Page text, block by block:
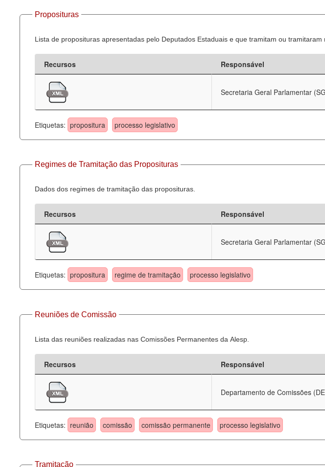
Proposituras
Lista de proposituras apresentadas pelo Deputados Estaduais e que tramitam ou tramitaram
Recursos Responsável
Secretaria Geral Parlamentar
Etiquetas: propositura processo legislativo
Regimes de Tramitação das Proposituras
Dados dos regimes de tramitação das proposituras.
Recursos Responsável
Secretaria Geral Parlamentar
Etiquetas: propositura regime de tramitação processo legislativo
Reuniões de Comissão
Lista das reuniões realizadas nas Comissões Permanentes da Alesp.
Recursos Responsável
Departamento de Comissões
Etiquetas: reunião comissão comissão permanente processo legislativo
Tramitação